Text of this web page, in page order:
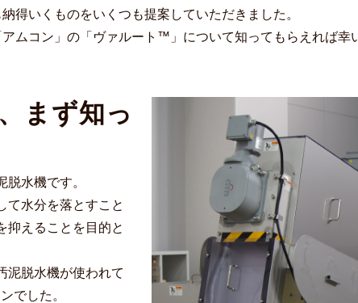
得いくものをいくつも提案していただきました。
ムコン」の「ヴァルート™」について知ってもらえれば幸
まず知っ
水機です。
て水分を落とすこと
抑えることを目的と
泥脱水機が使われて
でした。